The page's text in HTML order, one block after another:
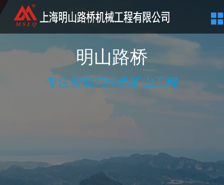
明山路桥
专注智能与绿色矿山工程